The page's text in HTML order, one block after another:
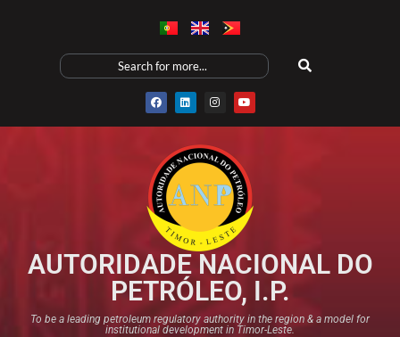
AUTORIDADE NACIONAL DO
PETRÓLEO, I.P.
To be a leading petroleum regulatory authority in the region & a model for
institutional development in Timor-Leste.